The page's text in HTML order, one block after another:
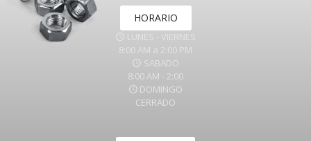
HORARIO
LUNES - VIERNES
8:00 AM a 2:00 PM
SABADO
8:00 AM - 2:00
DOMINGO
CERRADO